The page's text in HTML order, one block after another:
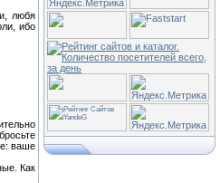
любя
ибо
ваше
Как